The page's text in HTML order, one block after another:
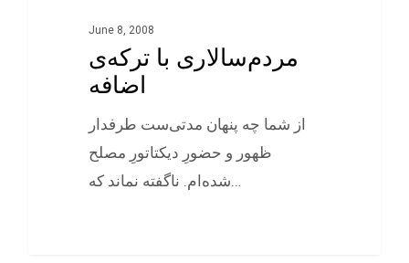
June 8, 2008
مردم‌سالاری با ترکه‌ی
اضافه
از شما چه پنهان مدتی‌ست طرفدار
ظهور و حضورِ دیکتاتورِ مصلح
شده‌ام. ناگفته نماند که…